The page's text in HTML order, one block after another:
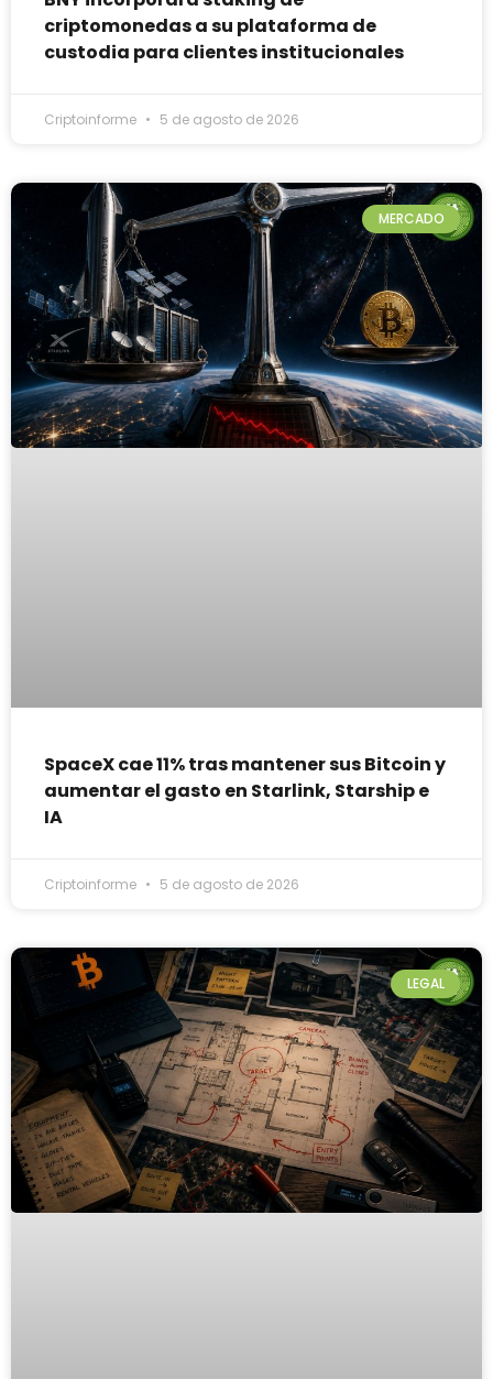
criptomonedas a su plataforma de
custodia para clientes institucionales
Criptoinforme 5 de agosto de 2026
MERCADO
SpaceX cae 11% tras mantener sus Bitcoin y
aumentar el gasto en Starlink, Starship e
IA
Criptoinforme 5 de agosto de 2026
LEGAL